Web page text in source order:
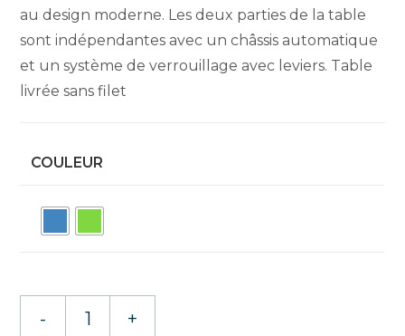
au design moderne. Les deux parties de la table
sont indépendantes avec un châssis automatique
et un système de verrouillage avec leviers. Table
livrée sans filet
COULEUR
- +